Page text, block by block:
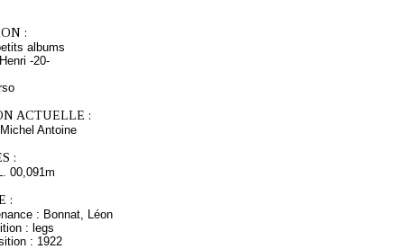
:
albums
-20-
ACTUELLE :
Antoine
:
00,091m
:
: Bonnat, Léon
: legs
: 1922